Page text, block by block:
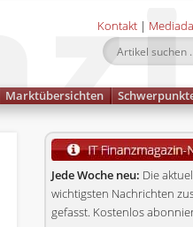
Kontakt |
Marktübersichten
Jede Woche neu: Die
wichtigsten Nachrichten
gefasst. Kostenlos